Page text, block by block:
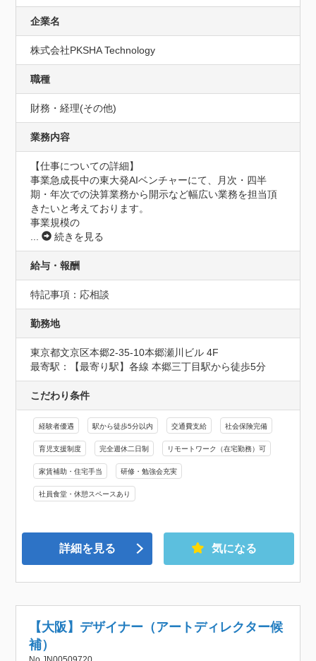
企業名
株式会社PKSHA Technology
職種
財務・経理(その他)
業務内容
【仕事についての詳細】
事業急成長中の東大発AIベンチャーにて、月次・四半
期・年次での決算業務から開示など幅広い業務を担当頂
きたいと考えております。
事業規模の
...
続きを見る
給与・報酬
特記事項：応相談
勤務地
東京都文京区本郷2-35-10本郷瀬川ビル 4F
最寄駅：【最寄り駅】各線 本郷三丁目駅から徒歩5分
こだわり条件
経験者優遇 駅から徒歩5分以内 交通費支給 社会保険完備
育児支援制度 完全週休二日制 リモートワーク（在宅勤務）可
家賃補助・住宅手当 研修・勉強会充実
社員食堂・休憩スペースあり
詳細を見る 気になる
【大阪】デザイナー（アートディレクター候
補）